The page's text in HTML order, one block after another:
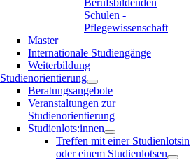
Schulen -
Pflegewissenschaft
Master
Internationale Studiengänge
Weiterbildung
Studienorientierung
Beratungsangebote
Veranstaltungen zur
Studienorientierung
Studienlots:innen
Treffen mit einer Studienlotsin
oder einem Studienlotsen